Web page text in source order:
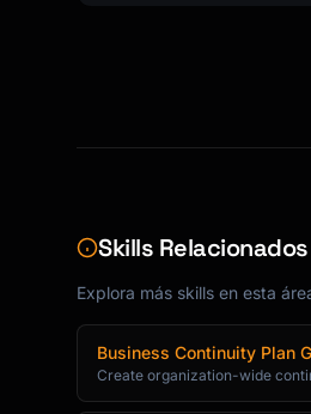
Skills Relacionados
Explora más skills en esta
Business Continuity Plan
Create organization-wide